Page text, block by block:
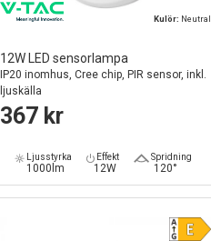
Kulör: Neutral
12W LED sensorlampa
IP20 inomhus, Cree chip, PIR sensor, inkl.
ljuskälla
367 kr
Ljusstyrka
1000lm
Effekt
12W
Spridning
120°